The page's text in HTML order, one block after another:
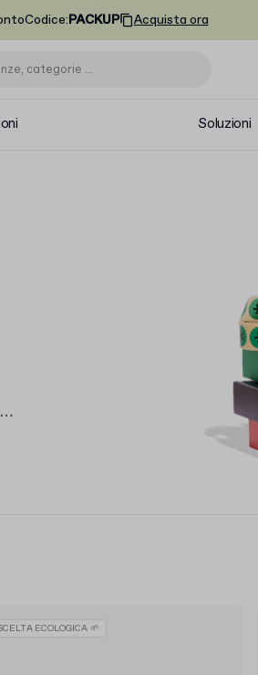
Codice:PACKUP Acquista ora
Soluzioni
ECOLOGICA 🌱